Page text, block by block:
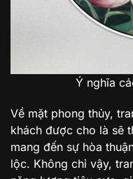
Ý nghĩa
Về mặt phong thủy,
khách được cho là sẽ
mang đến sự hòa
lộc. Không chỉ vậy,